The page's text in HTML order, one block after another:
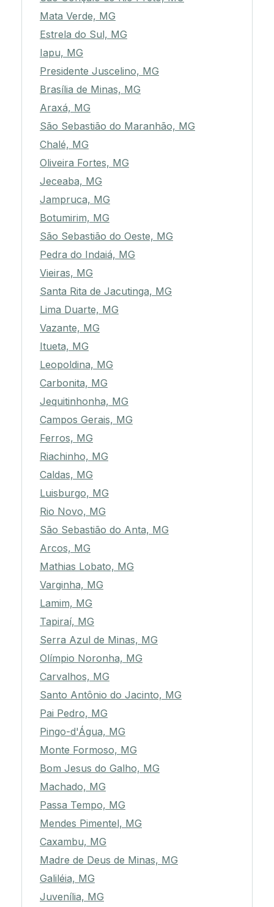
Mata Verde, MG
Estrela do Sul, MG
Iapu, MG
Presidente Juscelino, MG
Brasília de Minas, MG
Araxá, MG
São Sebastião do Maranhão, MG
Chalé, MG
Oliveira Fortes, MG
Jeceaba, MG
Jampruca, MG
Botumirim, MG
São Sebastião do Oeste, MG
Pedra do Indaiá, MG
Vieiras, MG
Santa Rita de Jacutinga, MG
Lima Duarte, MG
Vazante, MG
Itueta, MG
Leopoldina, MG
Carbonita, MG
Jequitinhonha, MG
Campos Gerais, MG
Ferros, MG
Riachinho, MG
Caldas, MG
Luisburgo, MG
Rio Novo, MG
São Sebastião do Anta, MG
Arcos, MG
Mathias Lobato, MG
Varginha, MG
Lamim, MG
Tapiraí, MG
Serra Azul de Minas, MG
Olímpio Noronha, MG
Carvalhos, MG
Santo Antônio do Jacinto, MG
Pai Pedro, MG
Pingo-d'Água, MG
Monte Formoso, MG
Bom Jesus do Galho, MG
Machado, MG
Passa Tempo, MG
Mendes Pimentel, MG
Caxambu, MG
Madre de Deus de Minas, MG
Galiléia, MG
Juvenília, MG